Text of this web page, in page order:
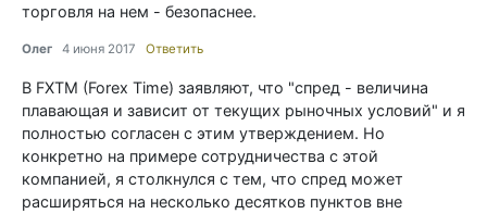
торговля на нем - безопаснее.
Олег 4 июня 2017 Ответить
В FXTM (Forex Time) заявляют, что "спред - величина
плавающая и зависит от текущих рыночных условий" и я
полностью согласен с этим утверждением. Но
конкретно на примере сотрудничества с этой
компанией, я столкнулся с тем, что спред может
расширяться на несколько десятков пунктов вне